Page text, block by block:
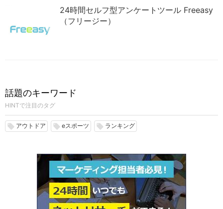
24時間セルフ型アンケートツール Freeasy
（フリージー）
話題のキーワード
HINTで注目のタグ
local_offer アウトドア local_offer eスポーツ local_offer ランキング